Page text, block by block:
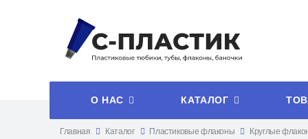
О НАС КАТАЛОГ
Главная Каталог Пластиковые флаконы Круглые